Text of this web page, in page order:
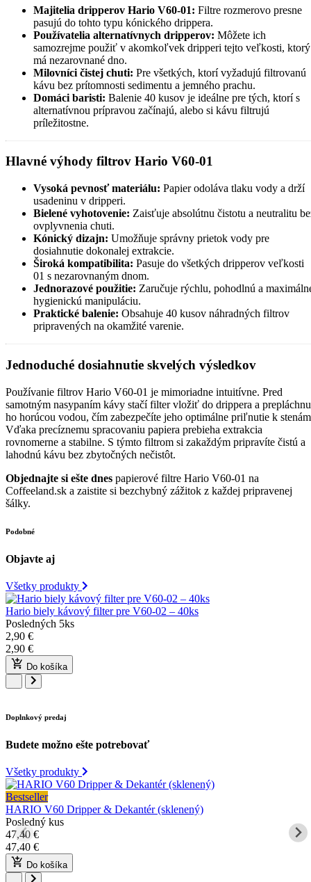
Majitelia dripperov Hario V60-01: Filtre rozmerovo presne
pasujú do tohto typu kónického drippera.
Používatelia alternatívnych dripperov: Môžete ich
samozrejme použiť v akomkoľvek dripperi tejto veľkosti, ktorý
má nezarovnané dno.
Milovníci čistej chuti: Pre všetkých, ktorí vyžadujú filtrovanú
kávu bez prítomnosti sedimentu a jemného prachu.
Domáci baristi: Balenie 40 kusov je ideálne pre tých, ktorí s
alternatívnou prípravou začínajú, alebo si kávu filtrujú
príležitostne.
Hlavné výhody filtrov Hario V60-01
Vysoká pevnosť materiálu: Papier odoláva tlaku vody a drží
usadeninu v dripperi.
Bielené vyhotovenie: Zaisťuje absolútnu čistotu a neutralitu
ovplyvnenia chuti.
Kónický dizajn: Umožňuje správny prietok vody pre
dosiahnutie dokonalej extrakcie.
Široká kompatibilita: Pasuje do všetkých dripperov veľkosti
01 s nezarovnaným dnom.
Jednorazové použitie: Zaručuje rýchlu, pohodlnú a
hygienickú manipuláciu.
Praktické balenie: Obsahuje 40 kusov náhradných filtrov
pripravených na okamžité varenie.
Jednoduché dosiahnutie skvelých výsledkov
Používanie filtrov Hario V60-01 je mimoriadne intuitívne. Pred
samotným nasypaním kávy stačí filter vložiť do drippera a
ho horúcou vodou, čím zabezpečíte jeho optimálne priľnutie k
Vďaka precíznemu spracovaniu papiera prebieha extrakcia
rovnomerne a stabilne. S týmto filtrom si zakaždým pripravíte čistú a
lahodnú kávu bez zbytočných nečistôt.
Objednajte si ešte dnes papierové filtre Hario V60-01 na
Coffeeland.sk a zaistite si bezchybný zážitok z každej pripravenej
šálky.
Podobné
Objavte aj
Všetky produkty
Hario biely kávový filter pre V60-02 – 40ks
Posledných 5ks
2,90 €
2,90 €
Do košíka
Doplnkový predaj
Budete možno ešte potrebovať
Všetky produkty
Bestseller
HARIO V60 Dripper & Dekantér (sklenený)
Posledný kus
47,40 €
47,40 €
Do košíka